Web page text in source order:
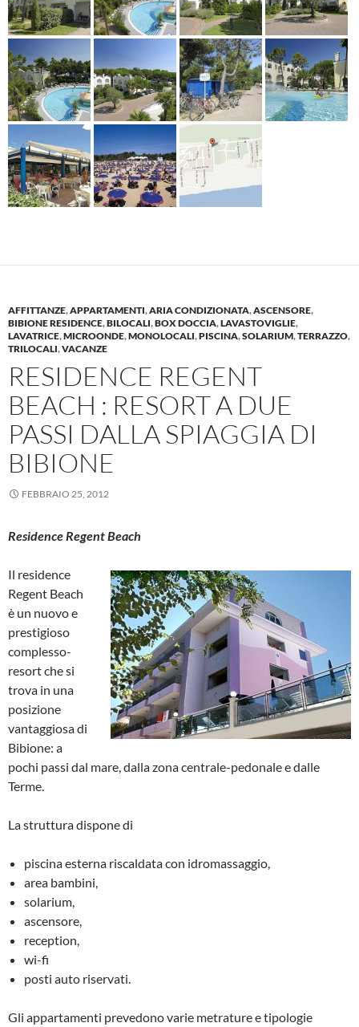
AFFITTANZE,APPARTAMENTI,ARIA CONDIZIONATA,ASCENSORE,
BIBIONE RESIDENCE,BILOCALI,BOX DOCCIA,LAVASTOVIGLIE,
LAVATRICE,MICROONDE,MONOLOCALI,PISCINA,SOLARIUM,TERRAZZO,
TRILOCALI,VACANZE
RESIDENCE REGENT
BEACH : RESORT A DUE
PASSI DALLA SPIAGGIA DI
BIBIONE
FEBBRAIO 25, 2012
Residence Regent Beach
Il residence
Regent Beach
è un nuovo e
prestigioso
complesso-
resort che si
trova in una
posizione
vantaggiosa di
Bibione: a
pochi passi dal mare, dalla zona centrale-pedonale e dalle
Terme.
La struttura dispone di
piscina esterna riscaldata con idromassaggio,
area bambini,
solarium,
ascensore,
reception,
wi-fi
posti auto riservati.
Gli appartamenti prevedono varie metrature e tipologie